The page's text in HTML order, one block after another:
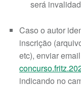
será
Caso o autor
inscrição
etc), enviar
indicando no